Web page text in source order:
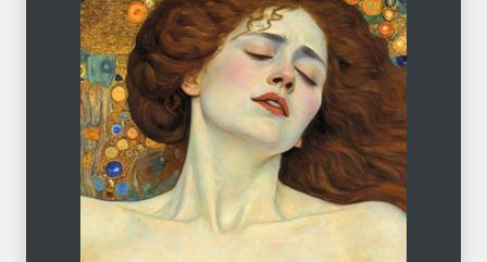
С теплотой
ЛЕТО 03.08.2026
Марципан (из Агнии Барто)
ЛЕТО 31.07.2026